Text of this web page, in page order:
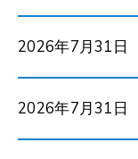
2026年7月31日
2026年7月31日